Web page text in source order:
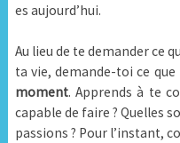
es aujourd’hui.
Au lieu de te demander ce
ta vie, demande-toi ce
moment. Apprends à te
capable de faire ? Quelles
passions ? Pour l’instant,